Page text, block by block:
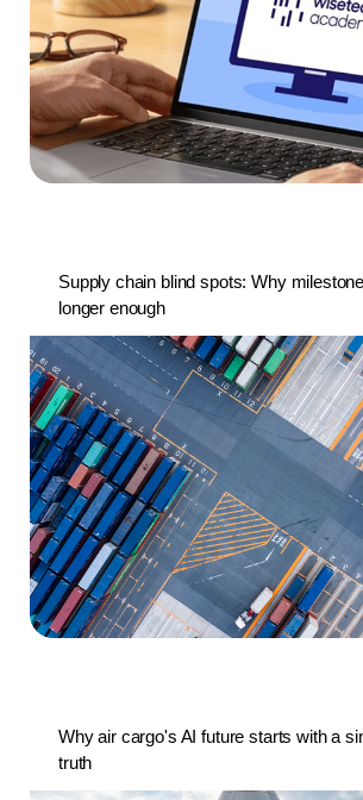
Supply chain blind spots: Why
longer enough
Why air cargo's AI future starts with a
truth